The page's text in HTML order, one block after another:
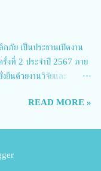
คตาก นายจักรภพ กล่าว
องการควา...
ภัย เป็นประธานเปิดงาน
รั้งที่ 2 ประจำปี 2567 ภาย
ยืนด้วยงานวิจัยและ
2024: 'Towards
วัตกรรม" และ นางสาวศิริ
ด้านระบบวิจัย ผู้อำนวย
READ MORE »